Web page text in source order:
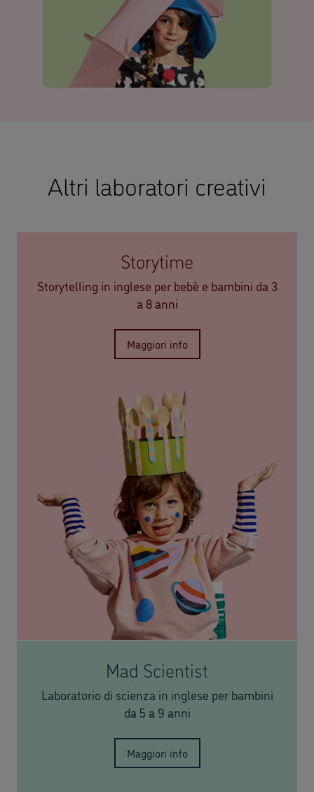
Altri laboratori creativi
Storytime
Storytelling in inglese per bebè e bambini da 3
a 8 anni
Maggiori info
Mad Scientist
Laboratorio di scienza in inglese per bambini
da 5 a 9 anni
Maggiori info